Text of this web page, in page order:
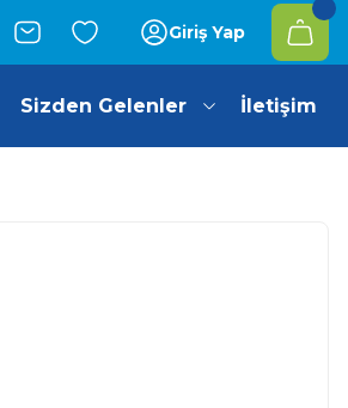
Giriş Yap
Sizden Gelenler İletişim